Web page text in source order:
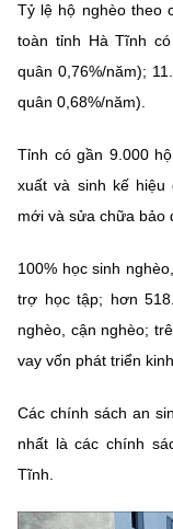
Lịch sử phát
Sở Khoa học và
Đổi mới sáng
Chuyển đổi số
Sở hữu trí tuệ
Tin tổng hợp
Hệ thống văn bản
Văn bản QPPL
MST IOFFICE
THỐNG KÊ
Khoa học và
Đổi mới sáng
Chuyển đổi số
Bưu chính, Viễn
Multimedia
THƯ ĐIỆN TỬ
Videos
Infographic
Voice
Tỷ lệ hộ nghèo theo
toàn tỉnh Hà Tĩnh
quân 0,76%/năm);
quân 0,68%/năm).
Tỉnh có gần 9.000
xuất và sinh kế hiệu
mới và sửa chữa bảo
100% học sinh
trợ học tập; hơn
nghèo, cận nghèo;
vay vốn phát triển
Các chính sách an
nhất là các chính
Tĩnh.